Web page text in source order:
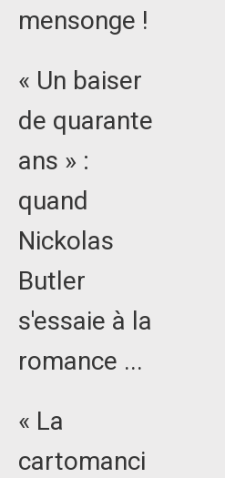
mensonge !
« Un baiser
de quarante
ans » :
quand
Nickolas
Butler
s'essaie à la
romance ...
« La
cartomanci